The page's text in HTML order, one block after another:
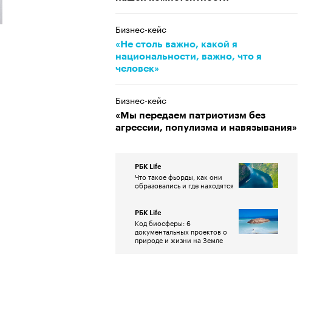
Бизнес-кейс
«Не столь важно, какой я
национальности, важно, что я
человек»
Бизнес-кейс
«Мы передаем патриотизм без
агрессии, популизма и навязывания»
РБК Life
Что такое фьорды, как они
образовались и где находятся
РБК Life
Код биосферы: 6
документальных проектов о
природе и жизни на Земле